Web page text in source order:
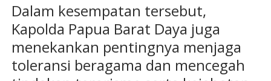
Dalam kesempatan tersebut,
Kapolda Papua Barat Daya juga
menekankan pentingnya menjaga
toleransi beragama dan mencegah